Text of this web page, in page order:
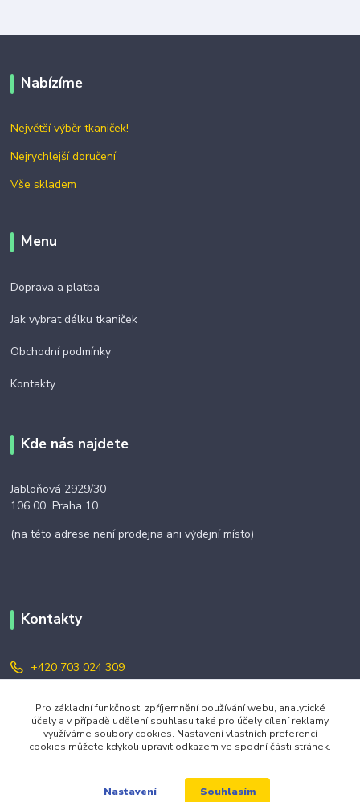
Nabízíme
Největší výběr tkaniček!
Nejrychlejší doručení
Vše skladem
Menu
Doprava a platba
Jak vybrat délku tkaniček
Obchodní podmínky
Kontakty
Kde nás najdete
Jabloňová 2929/30
106 00 Praha 10
(na této adrese není prodejna ani výdejní místo)
Kontakty
+420 703 024 309
objednavky@zavazuj.cz
Pro základní funkčnost, zpříjemnění používání webu, analytické
účely a v případě udělení souhlasu také pro účely cílení reklamy
využíváme soubory cookies. Nastavení vlastních preferencí
cookies můžete kdykoli upravit odkazem ve spodní části stránek.
Nastavení Souhlasím